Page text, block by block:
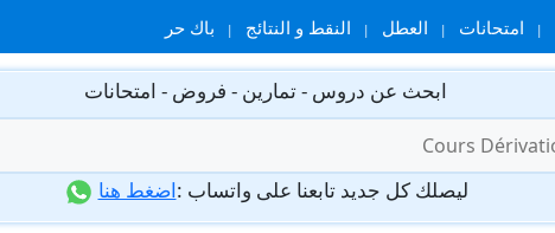
امتحانات العطل النقط و النتائج باك حر
ابحث عن دروس - تمارين - فروض - امتحانات
ليصلك كل جديد تابعنا على واتساب :اضغط هنا